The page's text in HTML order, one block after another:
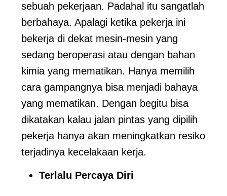
sebuah pekerjaan. Padahal itu sangatlah
berbahaya. Apalagi ketika pekerja ini
bekerja di dekat mesin-mesin yang
sedang beroperasi atau dengan bahan
kimia yang mematikan. Hanya memilih
cara gampangnya bisa menjadi bahaya
yang mematikan. Dengan begitu bisa
dikatakan kalau jalan pintas yang dipilih
pekerja hanya akan meningkatkan resiko
terjadinya kecelakaan kerja.
Terlalu Percaya Diri